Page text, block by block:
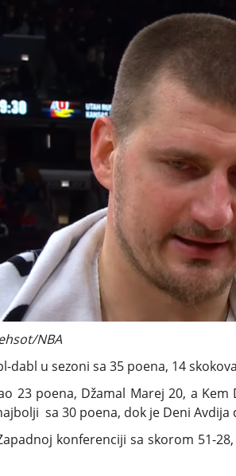
NBA
dabl u sezoni sa 35 poena, 14
23 poena, Džamal Marej 20, a
sa 30 poena, dok je Deni Avdija
konferenciji sa skorom 51-